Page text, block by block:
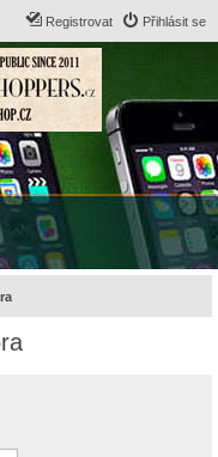
Přihlásit se
Registrovat